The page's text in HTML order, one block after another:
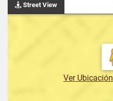
Street View
Ver Ubicación